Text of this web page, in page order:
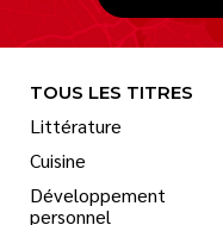
TOUS LES TITRES
Littérature
Cuisine
Développement
personnel